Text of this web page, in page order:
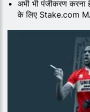
अभी भी पंजीकरण
के लिए Stake.com